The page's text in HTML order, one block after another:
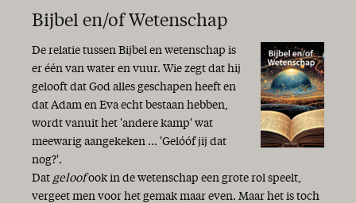
Bijbel en/of Wetenschap
De relatie tussen Bijbel en wetenschap is
er één van water en vuur. Wie zegt dat hij
gelooft dat God alles geschapen heeft en
dat Adam en Eva echt bestaan hebben,
wordt vanuit het 'andere kamp' wat
meewarig aangekeken ... 'Gelóóf jij dat
nog?'.
Dat geloofook in de wetenschap een grote rol speelt,
vergeet men voor het gemak maar even. Maar het is toch